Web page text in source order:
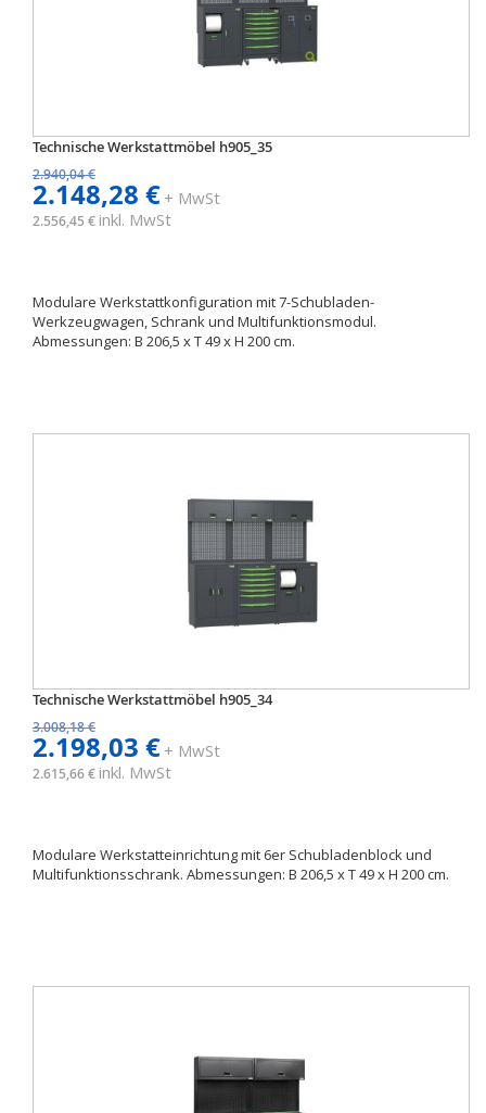
Technische Werkstattmöbel h905_35
2.940,04 €
2.148,28 €+ MwSt
2.556,45 € inkl. MwSt
Modulare Werkstattkonfiguration mit 7-Schubladen-
Werkzeugwagen, Schrank und Multifunktionsmodul.
Abmessungen: B 206,5 x T 49 x H 200 cm.
Technische Werkstattmöbel h905_34
3.008,18 €
2.198,03 €+ MwSt
2.615,66 € inkl. MwSt
Modulare Werkstatteinrichtung mit 6er Schubladenblock und
Multifunktionsschrank. Abmessungen: B 206,5 x T 49 x H 200 cm.